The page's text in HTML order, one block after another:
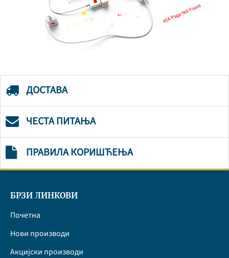
ДОСТАВА
ЧЕСТА ПИТАЊА
ПРАВИЛА КОРИШЋЕЊА
БРЗИ ЛИНКОВИ
Почетна
Нови производи
Акцијски производи